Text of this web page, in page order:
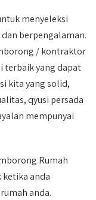
menyeleksi
berpengalaman.
/ kontraktor
terbaik yang dapat
kita yang solid,
qyusi persada
mempunyai
Rumah
anda
anda.